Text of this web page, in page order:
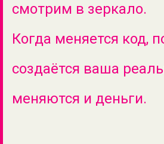
смотрим в зеркало.
Когда меняется код,
создаётся ваша
меняются и деньги.